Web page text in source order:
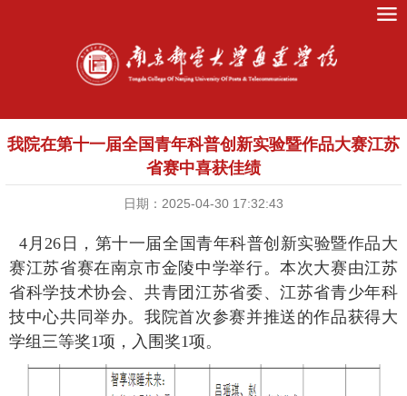
我院在第十一届全国青年科普创新实验暨作品大赛江苏
省赛中喜获佳绩
日期：2025-04-30 17:32:43
4月26日，第十一届全国青年科普创新实验暨作品大
赛江苏省赛在南京市金陵中学举行。本次大赛由江苏
省科学技术协会、共青团江苏省委、江苏省青少年科
技中心共同举办。我院首次参赛并推送的作品获得大
学组三等奖1项，入围奖1项。